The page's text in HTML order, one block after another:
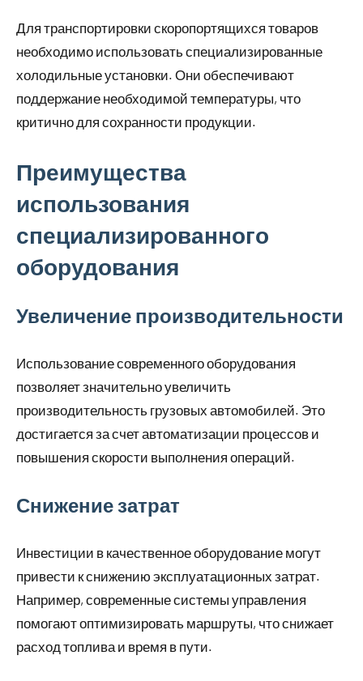
Для транспортировки скоропортящихся товаров
необходимо использовать специализированные
холодильные установки. Они обеспечивают
поддержание необходимой температуры, что
критично для сохранности продукции.
Преимущества
использования
специализированного
оборудования
Увеличение производительности
Использование современного оборудования
позволяет значительно увеличить
производительность грузовых автомобилей. Это
достигается за счет автоматизации процессов и
повышения скорости выполнения операций.
Снижение затрат
Инвестиции в качественное оборудование могут
привести к снижению эксплуатационных затрат.
Например, современные системы управления
помогают оптимизировать маршруты, что снижает
расход топлива и время в пути.